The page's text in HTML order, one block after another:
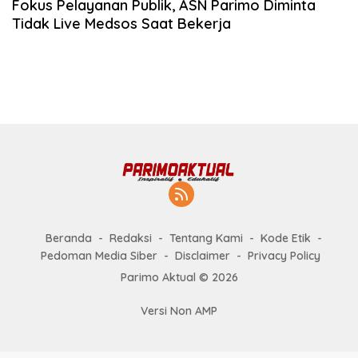
Fokus Pelayanan Publik, ASN Parimo Diminta
Tidak Live Medsos Saat Bekerja
Beranda Redaksi Tentang Kami
Kode Etik
Pedoman Media Siber
Disclaimer
Privacy Policy
Parimo Aktual © 2026
Versi Non AMP